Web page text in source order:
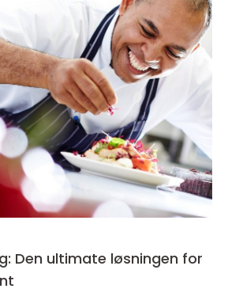
Den ultimate løsningen for